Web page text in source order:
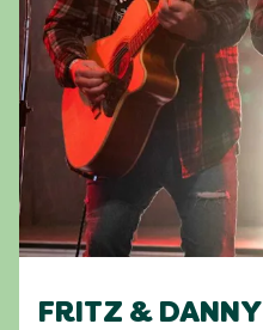
FRITZ & DANNY